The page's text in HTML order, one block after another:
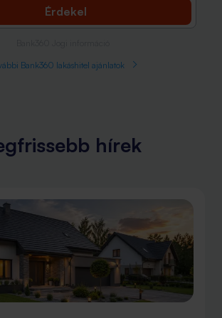
Érdekel
Bank360 lakáshitel ajánlatok
hírek